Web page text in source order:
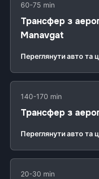
60-75 min
Трансфер з
Manavgat
Переглянути авто та
140-170 min
Трансфер з
Переглянути авто та
20-30 min